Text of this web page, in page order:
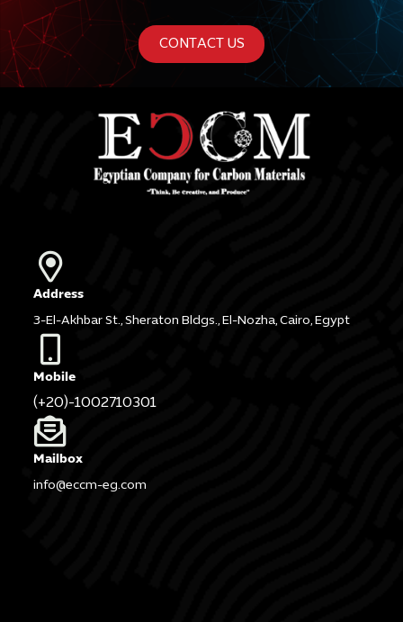
CONTACT US
Address
3-El-Akhbar St., Sheraton Bldgs., El-Nozha, Cairo, Egypt
Mobile
(+20)-1002710301
Mailbox
info@eccm-eg.com